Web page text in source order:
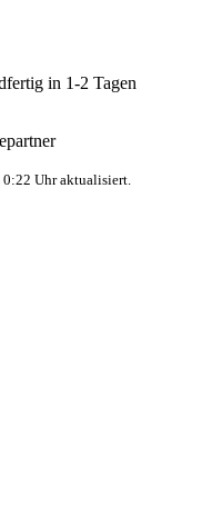
in 1-2 Tagen
0:22 Uhr aktualisiert.